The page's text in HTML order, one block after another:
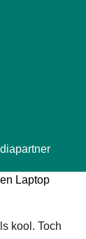
kool. Toch